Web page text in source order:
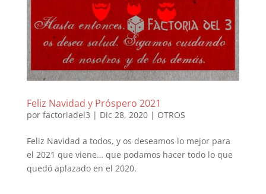
Feliz Navidad y Próspero 2021
por factoriadel3 | Dic 28, 2020| OTROS
Feliz Navidad a todos, y os deseamos lo mejor para
el 2021 que viene… que podamos hacer todo lo que
quedó aplazado en el 2020.